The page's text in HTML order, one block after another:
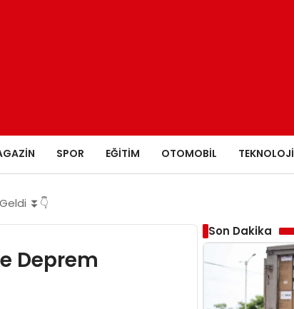
SPOR EĞITIM OTOMOBIL TEKNOLOJI
⏬👇
Deprem
Son Dakika